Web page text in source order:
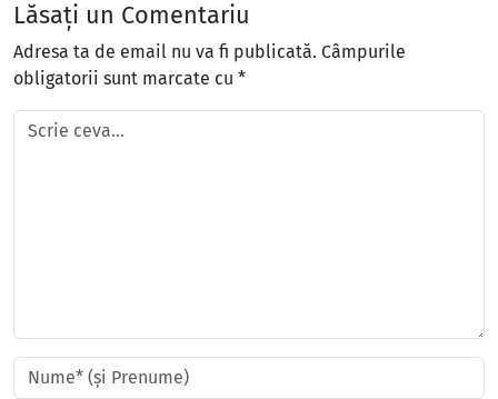
Lăsați un Comentariu
Adresa ta de email nu va fi publicată. Câmpurile
obligatorii sunt marcate cu *